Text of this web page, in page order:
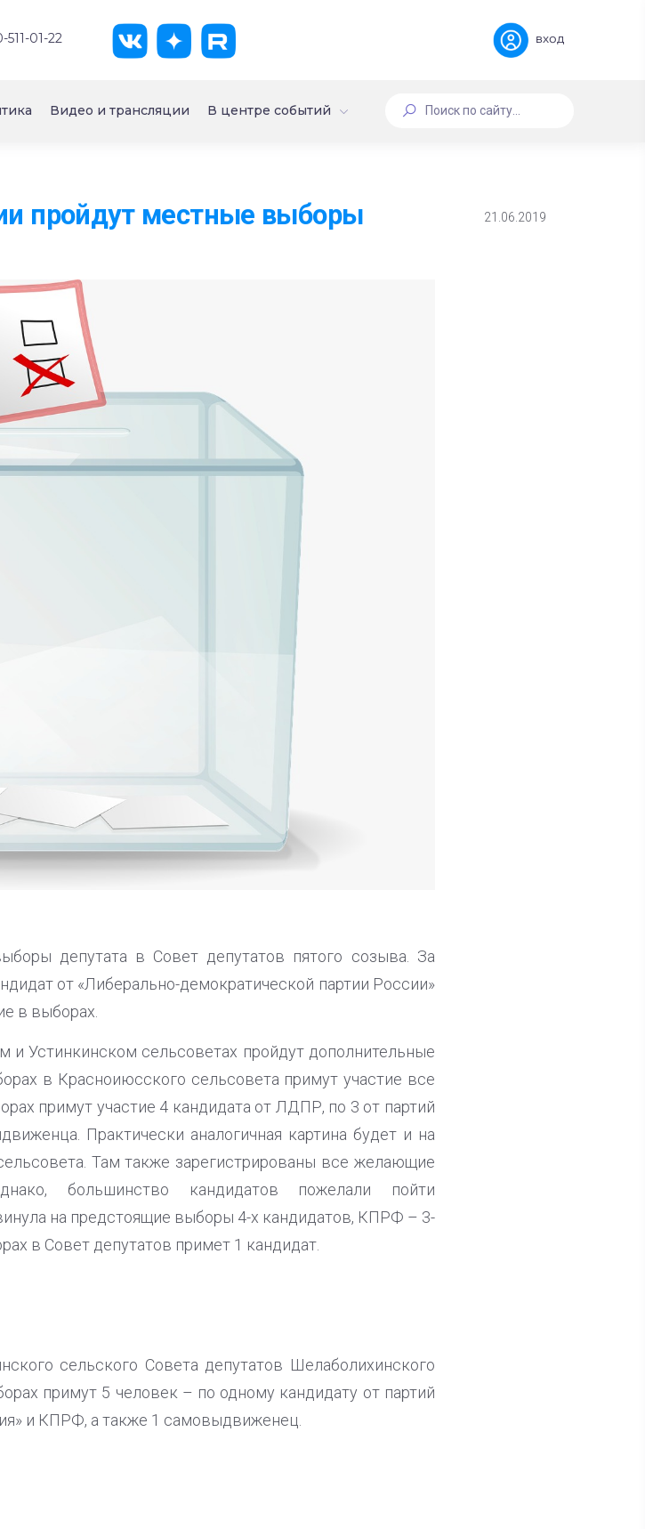
01-22 вход
Видео и трансляции В центре событий
пройдут местные выборы 21.06.2019
депутата в Совет депутатов пятого созыва. За
от «Либерально-демократической партии России»
в выборах.
Устинкинском сельсоветах пройдут дополнительные
в Красноиюсского сельсовета примут участие все
примут участие 4 кандидата от ЛДПР, по 3 от партий
Практически аналогичная картина будет и на
Там также зарегистрированы все желающие
большинство кандидатов пожелали пойти
на предстоящие выборы 4-х кандидатов, КПРФ – 3-
в Совет депутатов примет 1 кандидат.
сельского Совета депутатов Шелаболихинского
примут 5 человек – по одному кандидату от партий
и КПРФ, а также 1 самовыдвиженец.